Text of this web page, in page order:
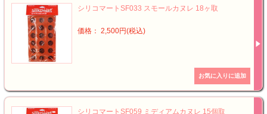
シリコマートSF033 スモールカヌレ 18ヶ取
価格： 2,500円(税込)
シリコマートSF059 ミディアムカヌレ 15個取